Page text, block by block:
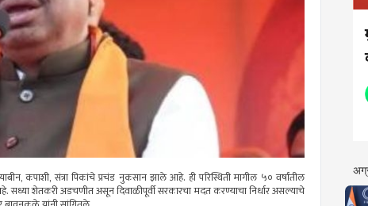
कपाशी, संत्रा पिकांचे प्रचंड नुकसान झाले आहे. ही परिस्थिती मागील ५० वर्षांतील
सध्या शेतकरी अडचणीत असून दिवाळीपूर्वी सरकारचा मदत करण्याचा निर्धार असल्याचे